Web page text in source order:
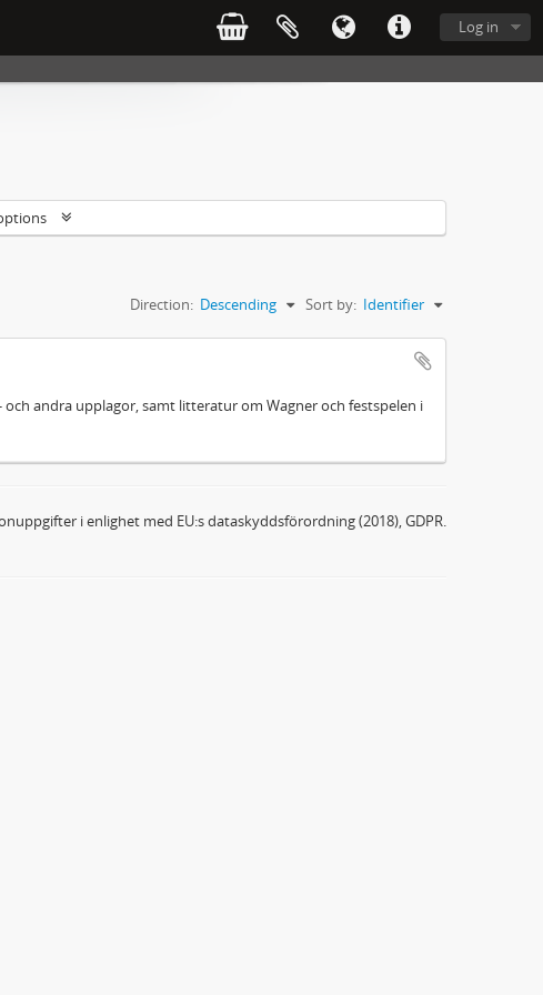
Log in
Sort by: Identifier
Direction: Descending
andra upplagor, samt litteratur om Wagner och festspelen i
i enlighet med EU:s dataskyddsförordning (2018), GDPR.